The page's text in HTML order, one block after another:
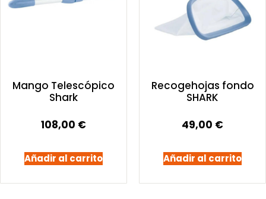
Mango Telescópico
Shark
108,00 €
Añadir al carrito
Recogehojas fondo
SHARK
49,00 €
Añadir al carrito